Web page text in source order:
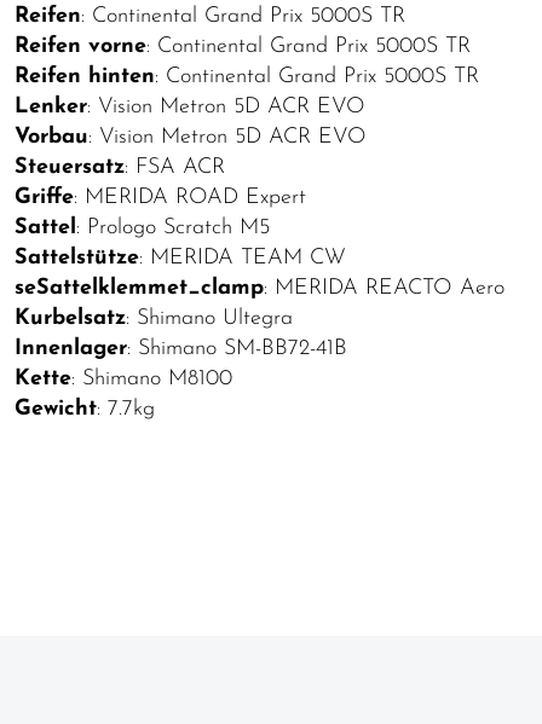
Reifen: Continental Grand Prix 5000S TR
Reifen vorne: Continental Grand Prix 5000S TR
Reifen hinten: Continental Grand Prix 5000S TR
Lenker: Vision Metron 5D ACR EVO
Vorbau: Vision Metron 5D ACR EVO
Steuersatz: FSA ACR
Griffe: MERIDA ROAD Expert
Sattel: Prologo Scratch M5
Sattelstütze: MERIDA TEAM CW
seSattelklemmet_clamp: MERIDA REACTO Aero
Kurbelsatz: Shimano Ultegra
Innenlager: Shimano SM-BB72-41B
Kette: Shimano M8100
Gewicht: 7.7kg